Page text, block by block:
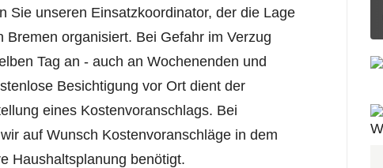
Sie unseren Einsatzkoordinator, der die Lage
organisiert. Bei Gefahr im Verzug
Tag an - auch an Wochenenden und
Besichtigung vor Ort dient der
eines Kostenvoranschlags. Bei
auf Wunsch Kostenvoranschläge in dem
Haushaltsplanung benötigt.